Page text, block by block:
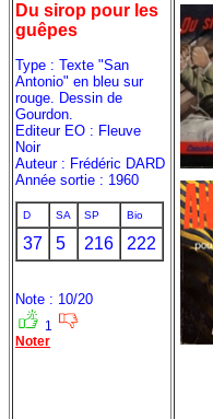
Du sirop pour les
guêpes
Type : Texte "San
Antonio" en bleu sur
rouge. Dessin de
Gourdon.
Editeur EO : Fleuve
Noir
Auteur : Frédéric DARD
Année sortie : 1960
D SA SP Bio
37 5 216 222
Note : 10/20
1
Noter